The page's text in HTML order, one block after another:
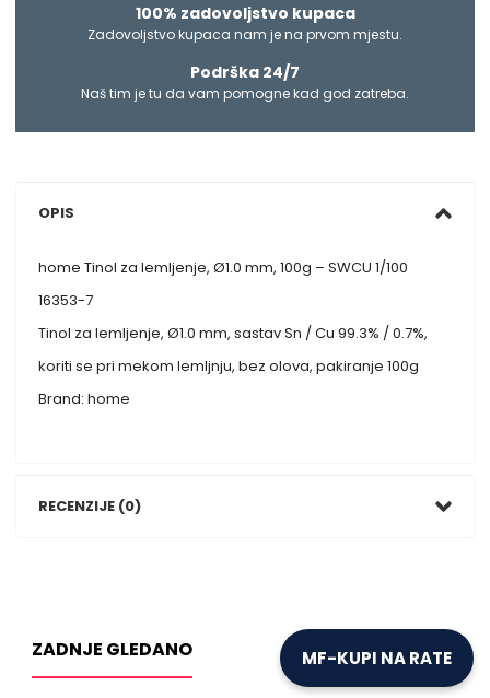
100% zadovoljstvo kupaca
Zadovoljstvo kupaca nam je na prvom mjestu.
Podrška 24/7
Naš tim je tu da vam pomogne kad god zatreba.
OPIS
home Tinol za lemljenje, Ø1.0 mm, 100g – SWCU 1/100
16353-7
Tinol za lemljenje, Ø1.0 mm, sastav Sn / Cu 99.3% / 0.7%,
koriti se pri mekom lemljnju, bez olova, pakiranje 100g
Brand: home
RECENZIJE (0)
ZADNJE GLEDANO MF-KUPI NA RATE